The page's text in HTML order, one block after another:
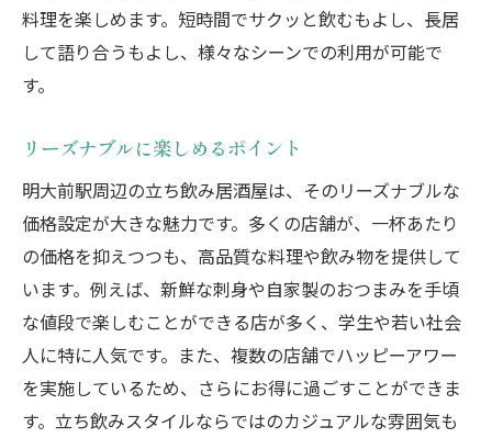
料理を楽しめます。短時間でサクッと飲むもよし、長居
して語り合うもよし、様々なシーンでの利用が可能で
す。
リーズナブルに楽しめるポイント
明大前駅周辺の立ち飲み居酒屋は、そのリーズナブルな
価格設定が大きな魅力です。多くの店舗が、一杯あたり
の価格を抑えつつも、高品質な料理や飲み物を提供して
います。例えば、新鮮な刺身や自家製のおつまみを手頃
な値段で楽しむことができる店が多く、学生や若い社会
人に特に人気です。また、複数の店舗でハッピーアワー
を実施しているため、さらにお得に過ごすことができま
す。立ち飲みスタイルならではのカジュアルな雰囲気も